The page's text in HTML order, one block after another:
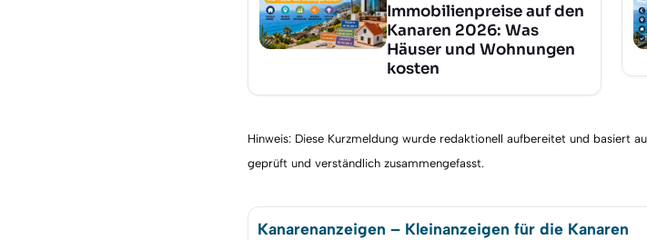
Immobilienpreise auf den
Kanaren 2026: Was
Häuser und Wohnungen
kosten
Hinweis: Diese Kurzmeldung wurde redaktionell aufbereitet und basiert
geprüft und verständlich zusammengefasst.
Kanarenanzeigen – Kleinanzeigen für die Kanaren